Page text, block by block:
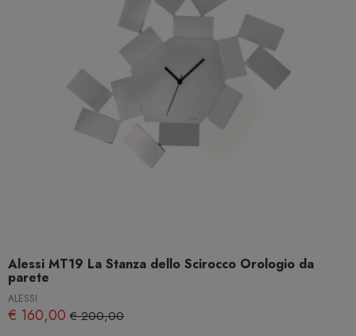
Alessi MT19 La Stanza dello Scirocco Orologio da
parete
ALESSI
€ 160,00 € 200,00